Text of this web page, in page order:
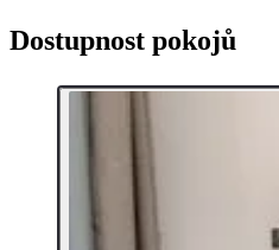
Dostupnost pokojů